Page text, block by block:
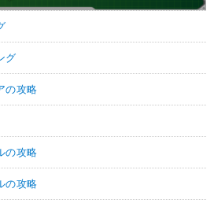
怯者
致するカテゴリー(
恐怖の征服
務遂行
致するリンクスキル(1)】
怯者
致するカテゴリー(
怖の征服
宇宙をわたる戦士
グ
の攻略
の攻略
の攻略